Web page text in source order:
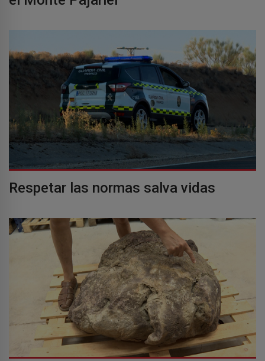
Respetar las normas salva vidas